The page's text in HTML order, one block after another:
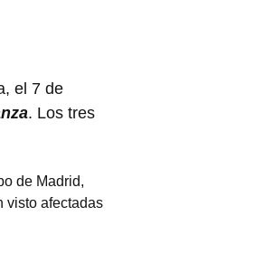
el 7 de
. Los tres
de Madrid,
visto afectadas